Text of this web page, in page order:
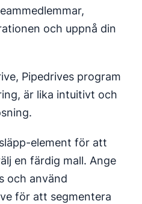
och uppnå din
Pipedrives program
är lika intuitivt och
element för att
en färdig mall. Ange
och använd
för att segmentera